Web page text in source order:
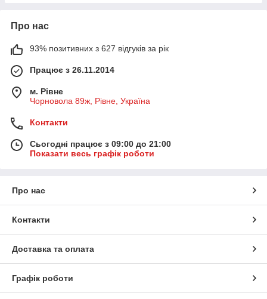
Про нас
93% позитивних з 627 відгуків за рік
Працює з 26.11.2014
м. Рівне
Чорновола 89ж, Рівне, Україна
Контакти
Сьогодні працює з 09:00 до 21:00
Показати весь графік роботи
Про нас
Контакти
Доставка та оплата
Графік роботи